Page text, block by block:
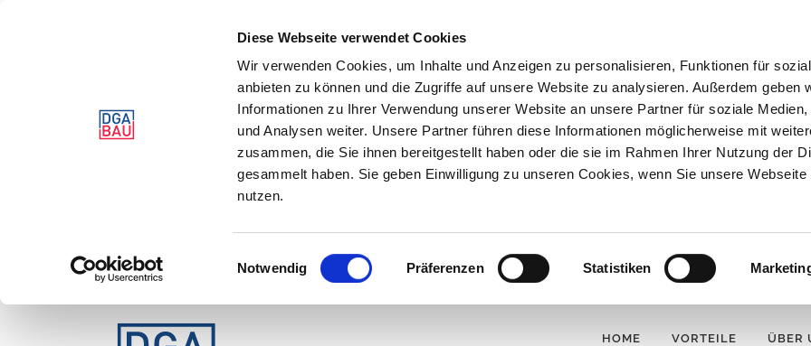
Diese Webseite verwendet Cookies
Wir verwenden Cookies, um Inhalte und Anzeigen zu personalisieren, Funktionen für
anbieten zu können und die Zugriffe auf unsere Website zu analysieren. Außerdem geben
Informationen zu Ihrer Verwendung unserer Website an unsere Partner für soziale Medien,
und Analysen weiter. Unsere Partner führen diese Informationen möglicherweise mit
zusammen, die Sie ihnen bereitgestellt haben oder die sie im Rahmen Ihrer Nutzung der
gesammelt haben. Sie geben Einwilligung zu unseren Cookies, wenn Sie unsere Webseite
nutzen.
Einwilligungsauswahl
Notwendig Präferenzen Statistiken
HOME VORTEILE ÜBER